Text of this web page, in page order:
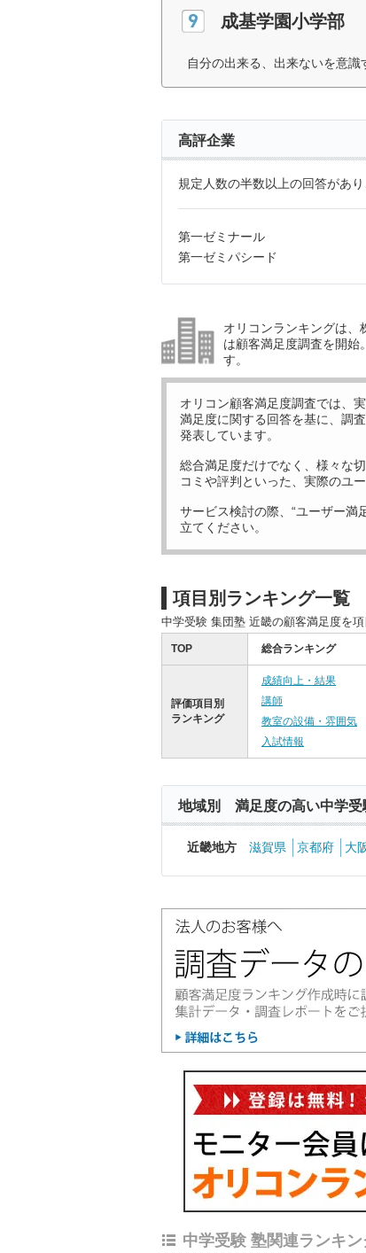
成基学園小学部
自分の出来る、出来ないを意識
高評企業
規定人数の半数以上の回答があ
第一ゼミナール
第一ゼミパシード
オリコンランキングは、
は顧客満足度調査を開始
す。
オリコン顧客満足度調査では、
満足度に関する回答を基に、調
発表しています。
総合満足度だけでなく、様々な
コミや評判といった、実際のユ
サービス検討の際、“ユーザー満
立てください。
項目別ランキング一覧
中学受験 集団塾 近畿の顧客満足度を
TOP 総合ランキング
評価項目別
ランキング
成績向上・結果
講師
教室の設備・雰囲気
入試情報
地域別 満足度の高い中学受
近畿地方 滋賀県 京都府 大
中学受験 塾関連ランキン